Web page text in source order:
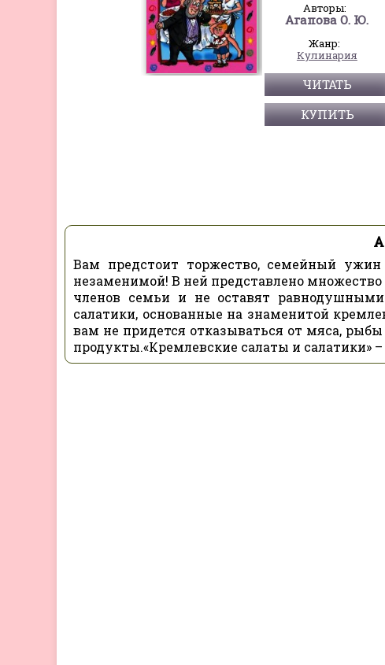
Авторы:
Агапова О. Ю.
Жанр:
Кулинария
ЧИТАТЬ
КУПИТЬ
Вам предстоит торжество, семейный
незаменимой! В ней представлено
членов семьи и не оставят
салатики, основанные на знаменитой
вам не придется отказываться от мяса,
продукты.«Кремлевские салаты и салатики»